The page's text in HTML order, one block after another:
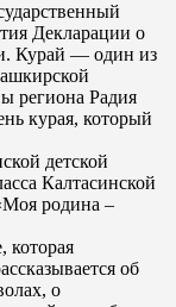
Декларации о
Курай — один из
региона Радия
курая, который
детской
Калтасинской
родина –
которая
об
о